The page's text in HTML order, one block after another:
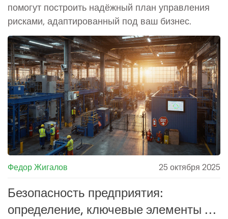
помогут построить надёжный план управления
рисками, адаптированный под ваш бизнес.
Федор Жигалов 25 октября 2025
Безопасность предприятия:
определение, ключевые элементы и